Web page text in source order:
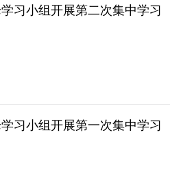
习小组开展第二次集中学习
习小组开展第一次集中学习